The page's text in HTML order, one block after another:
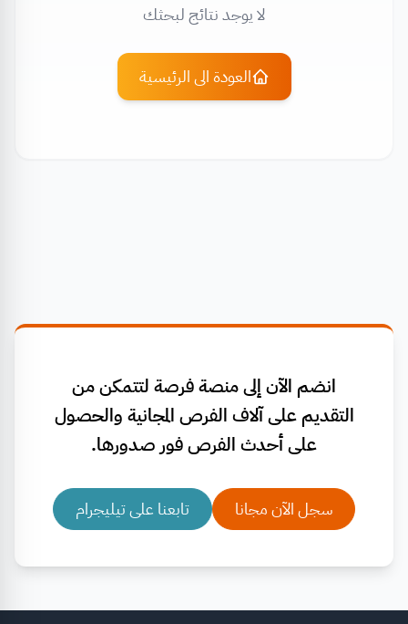
لا يوجد نتائج لبحثك
العودة الى الرئيسية
انضم الآن إلى منصة فرصة لتتمكن من
التقديم على آلاف الفرص المجانية والحصول
على أحدث الفرص فور صدورها.
سجل الآن مجانا تابعنا على تيليجرام